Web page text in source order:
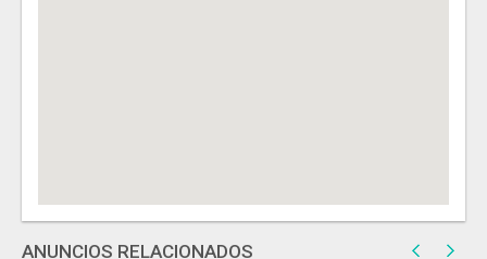
ANUNCIOS RELACIONADOS